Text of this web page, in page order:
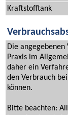
Kraftstofftank
Die
Praxis im
daher ein
den Verbrauch
können.
Bitte beachten: